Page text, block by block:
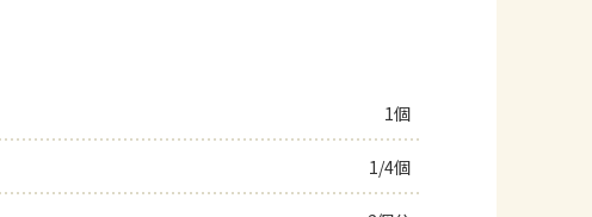
1個
1/4個